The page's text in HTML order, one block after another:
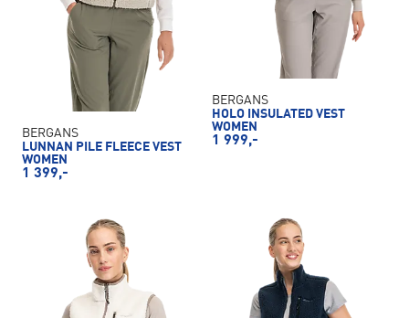
BERGANS
LUNNAN PILE FLEECE VEST
WOMEN
1 399,-
BERGANS
HOLO INSULATED VEST
WOMEN
1 999,-